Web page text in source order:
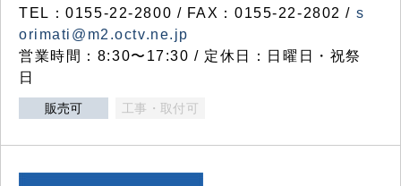
TEL：0155-22-2800 / FAX：0155-22-2802 / s
orimati@m2.octv.ne.jp
営業時間：8:30〜17:30 / 定休日：日曜日・祝祭
日
販売可 工事・取付可